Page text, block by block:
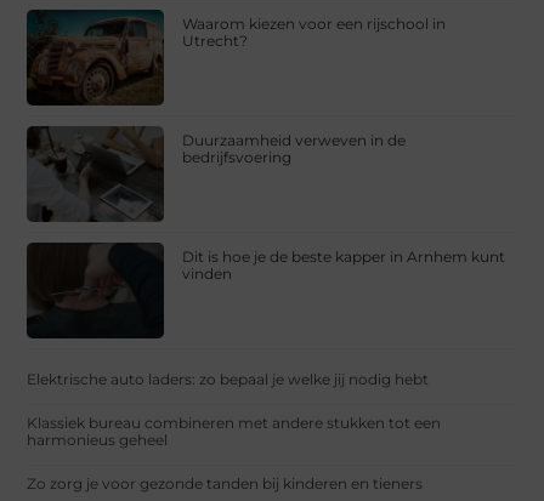
Waarom kiezen voor een rijschool in
Utrecht?
Duurzaamheid verweven in de
bedrijfsvoering
Dit is hoe je de beste kapper in Arnhem kunt
vinden
Elektrische auto laders: zo bepaal je welke jij nodig hebt
Klassiek bureau combineren met andere stukken tot een
harmonieus geheel
Zo zorg je voor gezonde tanden bij kinderen en tieners